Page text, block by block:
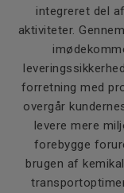
integreret del
aktiviteter.
forretning med
overgår
levere mere
forebygge
brugen af